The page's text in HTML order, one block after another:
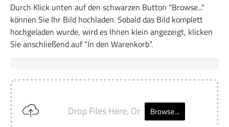
Durch Klick unten auf den schwarzen Button "Browse..."
können Sie Ihr Bild hochladen. Sobald das Bild komplett
hochgeladen wurde, wird es Ihnen klein angezeigt, klicken
Sie anschließend auf "In den Warenkorb".
Drop Files Here, Or
Browse...